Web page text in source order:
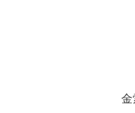
金